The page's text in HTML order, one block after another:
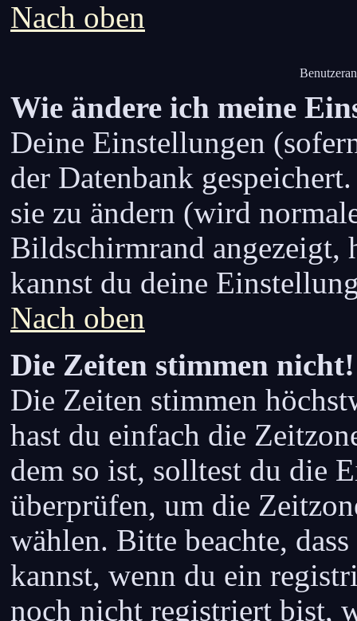
Nach oben
Wie ändere ich meine
Deine Einstellungen
der Datenbank
sie zu ändern (wird
Bildschirmrand angezeigt,
kannst du deine
Nach oben
Die Zeiten stimmen nicht!
Die Zeiten stimmen
hast du einfach die
dem so ist, solltest du die
überprüfen, um die
wählen. Bitte beachte,
kannst, wenn du ein
noch nicht registriert bist,